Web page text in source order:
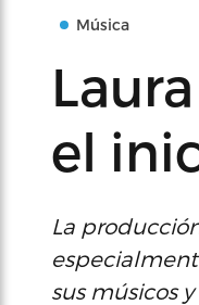
Música
el
La
sus músicos